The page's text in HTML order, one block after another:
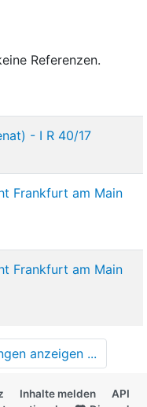
Referenzen.
- I R 40/17
Frankfurt am Main
Frankfurt am Main
anzeigen ...
Inhalte melden
API